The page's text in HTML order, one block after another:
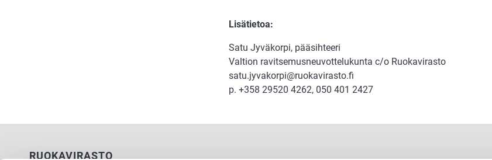
Lisätietoa:
Satu Jyväkorpi, pääsihteeri
Valtion ravitsemusneuvottelukunta c/o Ruokavirasto
satu.jyvakorpi@ruokavirasto.fi
p. +358 29520 4262, 050 401 2427
RUOKAVIRASTO